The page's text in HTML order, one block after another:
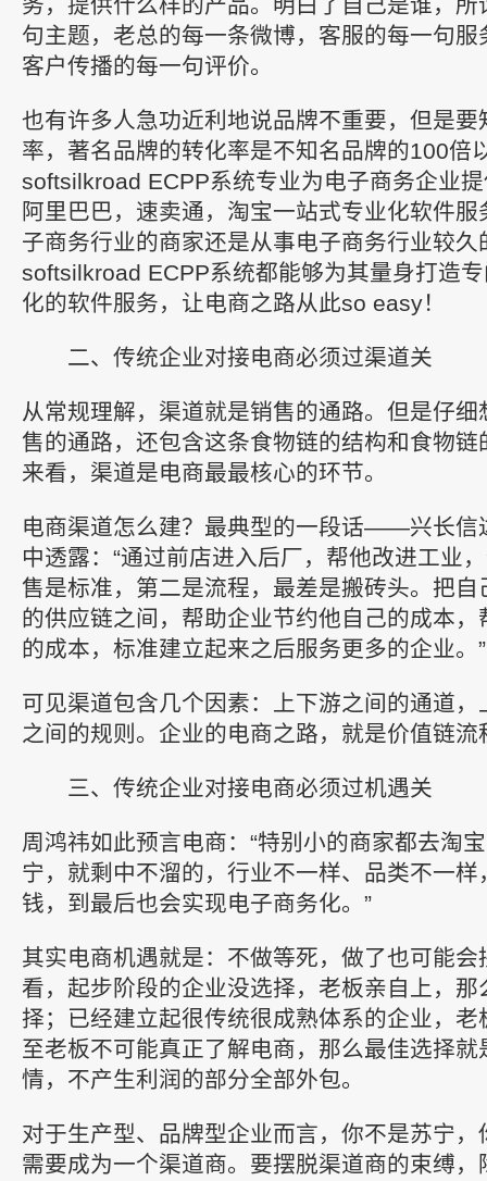
句主题，老总的每一条微博，客服的每一句
客户传播的每一句评价。
也有许多人急功近利地说品牌不重要，但是要
率，著名品牌的转化率是不知名品牌的100倍
softsilkroad ECPP系统专业为电子商务企业
阿里巴巴，速卖通，淘宝一站式专业化软件
子商务行业的商家还是从事电子商务行业较久
softsilkroad ECPP系统都能够为其量身打造
化的软件服务，让电商之路从此so easy！
二、传统企业对接电商必须过渠道关
从常规理解，渠道就是销售的通路。但是仔
售的通路，还包含这条食物链的结构和食物
来看，渠道是电商最最核心的环节。
电商渠道怎么建？最典型的一段话——兴长信
中透露：“通过前店进入后厂，帮他改进工业
售是标准，第二是流程，最差是搬砖头。把
的供应链之间，帮助企业节约他自己的成本
的成本，标准建立起来之后服务更多的企业。”
可见渠道包含几个因素：上下游之间的通道
之间的规则。企业的电商之路，就是价值链流
三、传统企业对接电商必须过机遇关
周鸿祎如此预言电商：“特别小的商家都去淘
宁，就剩中不溜的，行业不一样、品类不一
钱，到最后也会实现电子商务化。”
其实电商机遇就是：不做等死，做了也可能
看，起步阶段的企业没选择，老板亲自上，
择；已经建立起很传统很成熟体系的企业，
至老板不可能真正了解电商，那么最佳选择
情，不产生利润的部分全部外包。
对于生产型、品牌型企业而言，你不是苏宁
需要成为一个渠道商。要摆脱渠道商的束缚